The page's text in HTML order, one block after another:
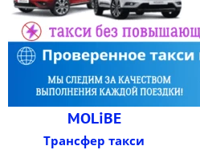
MOLiBE
Трансфер такси